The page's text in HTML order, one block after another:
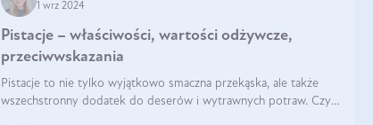
1 wrz 2024
Pistacje – właściwości, wartości odżywcze,
przeciwwskazania
Pistacje to nie tylko wyjątkowo smaczna przekąska, ale także
wszechstronny dodatek do deserów i wytrawnych potraw. Czy